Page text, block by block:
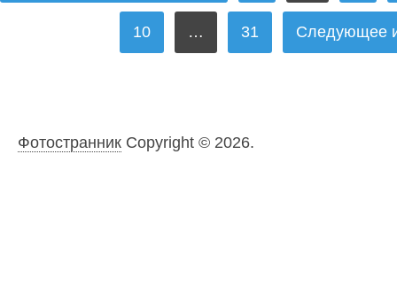
10 … 31 Следующее
ФотостранникCopyright © 2026.